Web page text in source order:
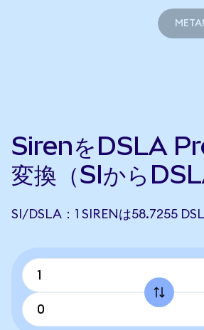
SirenをDSLA
変換（SIから
SI/DSLA：1 SIRENは58.7255